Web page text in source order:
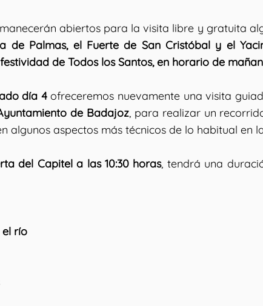
abiertos para la visita libre y gratuita
de Palmas, el Fuerte de San Cristóbal y el
de Todos los Santos, en horario de
día 4ofreceremos nuevamente una visita
de Badajoz, para realizar un
algunos aspectos más técnicos de lo habitual en
del Capitel a las 10:30 horas, tendrá una
río